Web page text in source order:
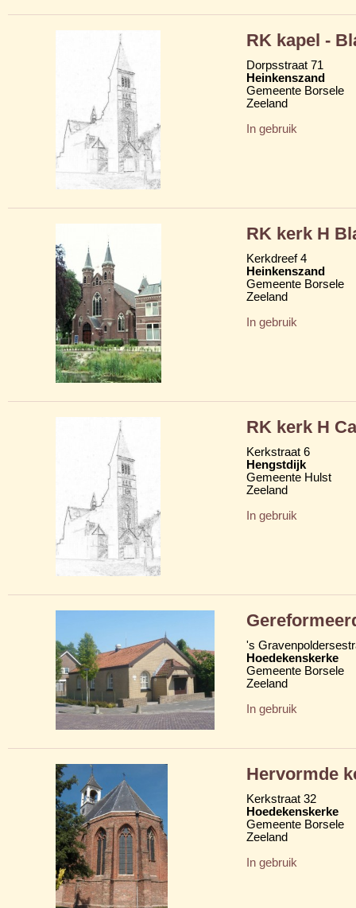
RK kapel -
Dorpsstraat 71
Heinkenszand
Gemeente Borsele
Zeeland
In gebruik
RK kerk H
Kerkdreef 4
Heinkenszand
Gemeente Borsele
Zeeland
In gebruik
RK kerk H
Kerkstraat 6
Hengstdijk
Gemeente Hulst
Zeeland
In gebruik
's
Hoedekenskerke
Gemeente Borsele
Zeeland
In gebruik
Hervormde
Kerkstraat 32
Hoedekenskerke
Gemeente Borsele
Zeeland
In gebruik